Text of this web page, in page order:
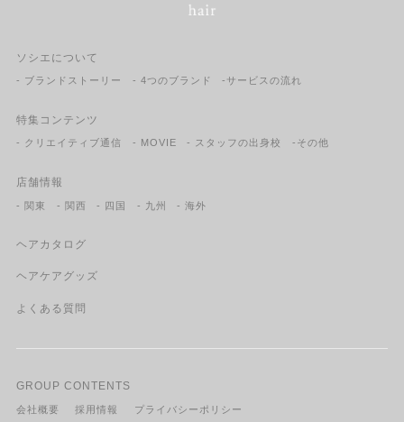
ソシエについて
- ブランドストーリー - 4つのブランド -サービスの流れ
特集コンテンツ
- クリエイティブ通信 - MOVIE - スタッフの出身校 -その他
店舗情報
- 関東 - 関西 - 四国 - 九州 - 海外
ヘアカタログ
ヘアケアグッズ
よくある質問
GROUP CONTENTS
会社概要 採用情報
プライバシーポリシー